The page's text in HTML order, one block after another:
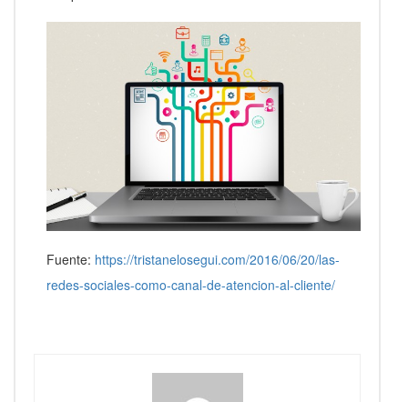
Fuente: https://tristanelosegui.com/2016/06/20/las-
redes-sociales-como-canal-de-atencion-al-cliente/